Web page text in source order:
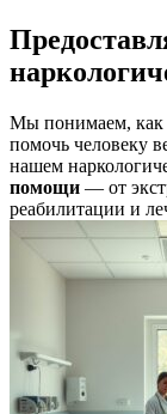
Мы понимаем, как
помочь человеку
нашем
помощи — от
реабилитации и